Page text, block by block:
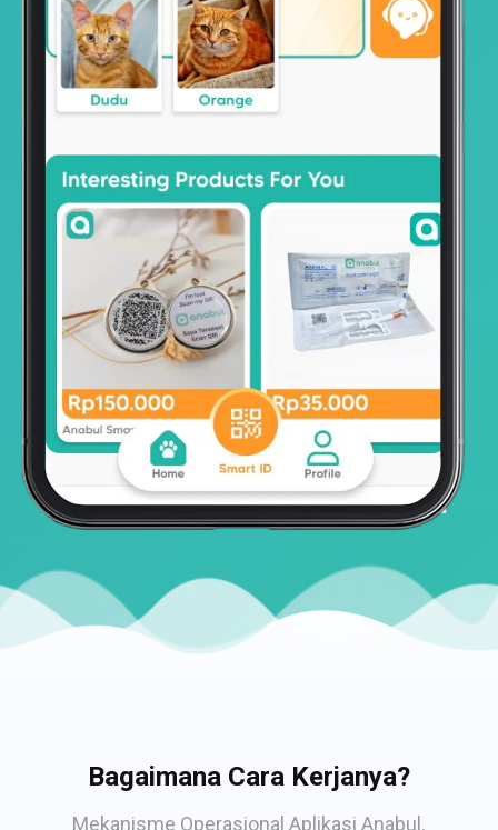
Bagaimana Cara Kerjanya?
Mekanisme Operasional Aplikasi Anabul.